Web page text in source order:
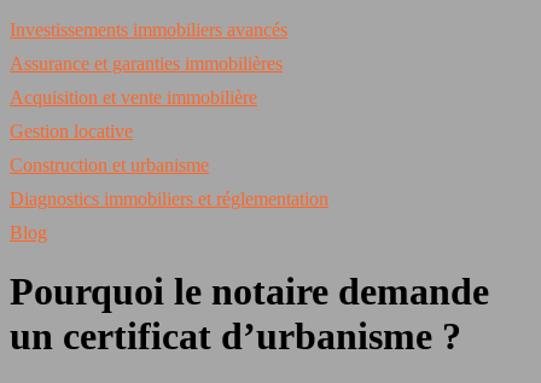
Investissements immobiliers avancés
Assurance et garanties immobilières
Acquisition et vente immobilière
Gestion locative
Construction et urbanisme
Diagnostics immobiliers et réglementation
Blog
Pourquoi le notaire demande
un certificat d’urbanisme ?